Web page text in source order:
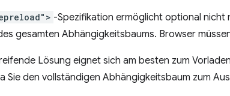
-Spezifikation ermöglicht optional
gesamten Abhängigkeitsbaums. Browser
Lösung eignet sich am besten zum
Sie den vollständigen Abhängigkeitsbaum zum